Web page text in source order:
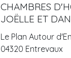
CHAMBRES
JOËLLE ET
Le Plan Autour
04320 Entrevaux